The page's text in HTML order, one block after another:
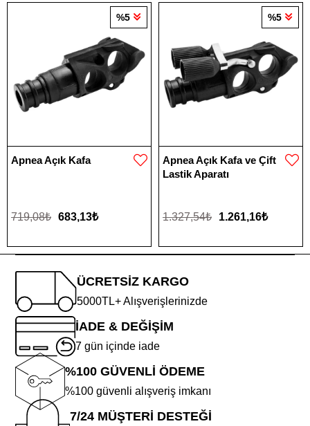
Apnea Açık Kafa
683,13₺
719,08₺
%5
Apnea Açık Kafa ve Çift
Lastik Aparatı
1.261,16₺
1.327,54₺
%5
ÜCRETSİZ KARGO
5000TL+ Alışverişlerinizde
İADE & DEĞİŞİM
7 gün içinde iade
%100 GÜVENLİ ÖDEME
%100 güvenli alışveriş imkanı
7/24 MÜŞTERİ DESTEĞİ